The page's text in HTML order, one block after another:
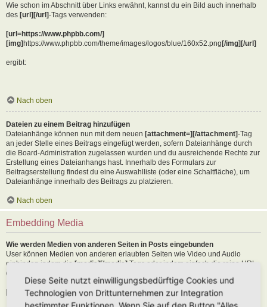
Wie schon im Abschnitt über Links erwähnt, kannst du ein Bild auch innerhalb
des [url][/url]-Tags verwenden:
[url=https://www.phpbb.com/]
[img]https://www.phpbb.com/theme/images/logos/blue/160x52.png[/img][/url]
ergibt:
Nach oben
Dateien zu einem Beitrag hinzufügen
Dateianhänge können nun mit dem neuen [attachment=][/attachment]-Tag
an jeder Stelle eines Beitrags eingefügt werden, sofern Dateianhänge durch
die Board-Administration zugelassen wurden und du ausreichende Rechte zur
Erstellung eines Dateianhangs hast. Innerhalb des Formulars zur
Beitragserstellung findest du eine Auswahlliste (oder eine Schaltfläche), um
Dateianhänge innerhalb des Beitrags zu platzieren.
Nach oben
Embedding Media
Wie werden Medien von anderen Seiten in Posts eingebunden
User können Medien von anderen erlaubten Seiten wie Video und Audio
einbinden indem die [media][/media] Tags oder indem einfach die reine URL
der erlaubten Seite in den Text kopiert wird. Als Beispiel:
[media]https://youtu.be/Ne18ZQ7LLI0[/media]
Diese Seite nutzt einwilligungsbedürftige Cookies und
Technologien von Drittunternehmen zur Integration